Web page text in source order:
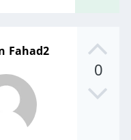
0
Fahad2